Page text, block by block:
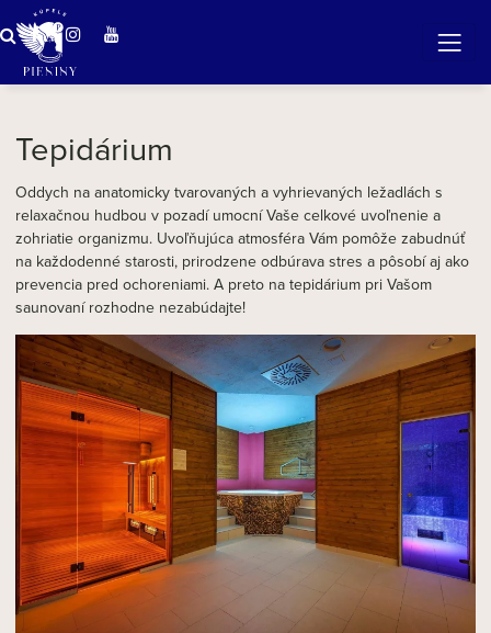
Zázračná voda v Pieninách
Tepidárium
Oddych na anatomicky tvarovaných a vyhrievaných ležadlách s
relaxačnou hudbou v pozadí umocní Vaše celkové uvoľnenie a
zohriatie organizmu. Uvoľňujúca atmosféra Vám pomôže zabudnúť
na každodenné starosti, prirodzene odbúrava stres a pôsobí aj ako
prevencia pred ochoreniami. A preto na tepidárium pri Vašom
saunovaní rozhodne nezabúdajte!